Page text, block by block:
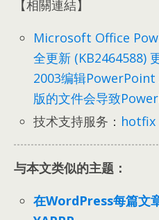
【相關連結】
Microsoft Office
全更新 (KB2464588)
2003编辑PowerPoint
版的文件会导致
技术支持服务： hotfix
与本文类似的主题：
在WordPress每篇文